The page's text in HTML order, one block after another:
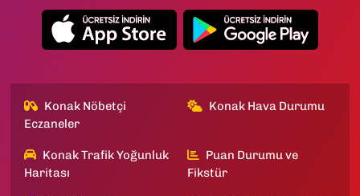
Konak Nöbetçi
Eczaneler
Konak Hava Durumu
Konak Trafik Yoğunluk
Haritası
Puan Durumu ve
Fikstür